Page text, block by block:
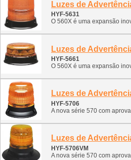
HYF-5631
O 560X é uma expansão inovadora. Está disponível como uma variante rotativa ou piscante.
HYF-5661
O 560X é uma expansão inovadora. Está disponível como uma variante rotativa ou piscante. A iluminação dividida piscante no 560X torna-o especialmente eficaz em fornecer uma função de aviso. E o LED não tem substituição e não possui peças desgastáveis. O farol possui uma longa vida útil. A adaptação
HYF-5706
A nova série 570 com aprovação E1 ECE R65, farol LED adequado para um grande número de veículos, desde carros
HYF-5706VM
A nova série 570 com aprovação E1 ECE R65, farol LED adequado para um grande número de veículos, desde carros